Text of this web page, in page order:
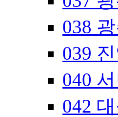
038
039
040
042